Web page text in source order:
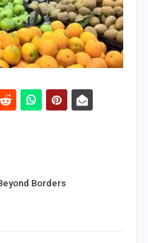
Borders